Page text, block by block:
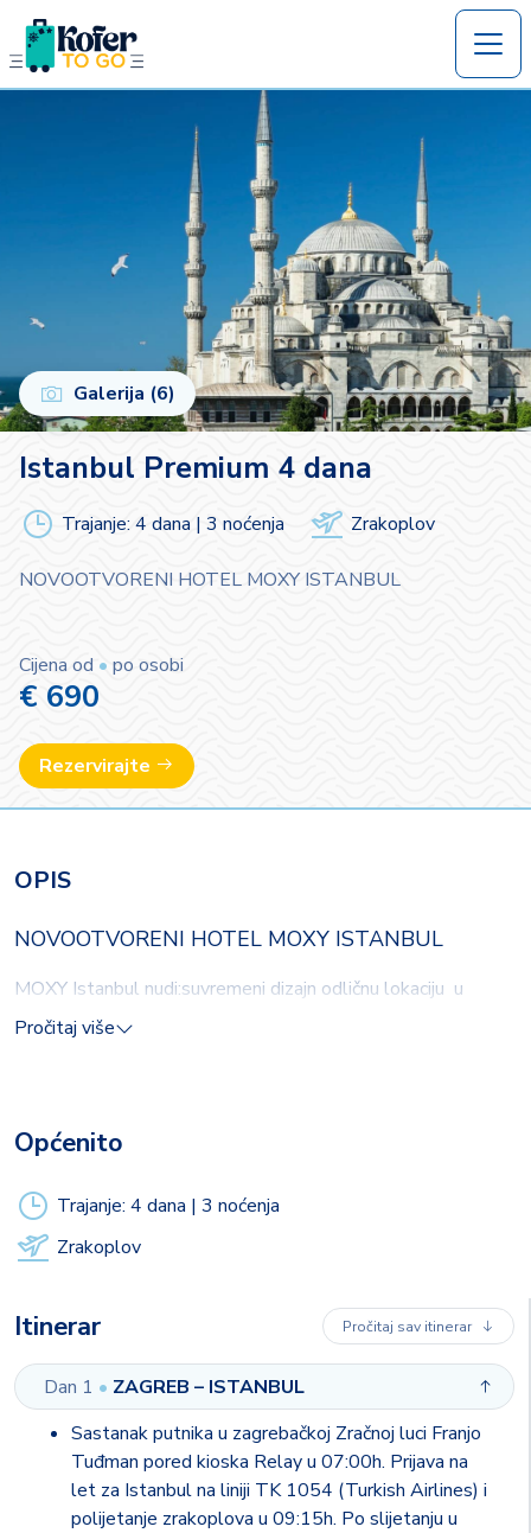
Galerija (6)
Istanbul Premium 4 dana
Trajanje: 4 dana | 3 noćenja Zrakoplov
NOVOOTVORENI HOTEL MOXY ISTANBUL
Cijena od • po osobi
€ 690
Rezervirajte
OPIS
NOVOOTVORENI HOTEL MOXY ISTANBUL
MOXY Istanbul nudi:suvremeni dizajn odličnu lokaciju u
neposrednoj blizini najpoznatije shopping ulice i noćnog
života Istanbula
IZVRSTAN RED LETENJA!
Pročitaj više
Itinerar Pročitaj sav itinerar
Dan 1 • ZAGREB – ISTANBUL
Sastanak putnika u zagrebačkoj Zračnoj luci Franjo
Tuđman pored kioska Relay u 07:00h. Prijava na
let za Istanbul na liniji TK 1054 (Turkish Airlines) i
polijetanje zrakoplova u 09:15h. Po slijetanju u
Općenito
Trajanje: 4 dana | 3 noćenja
Zrakoplov